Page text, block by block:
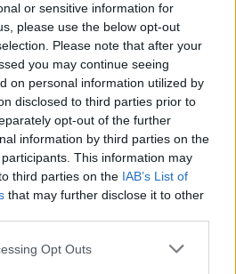
or sensitive information for
please use the below opt-out
Please note that after your
you may continue seeing
on personal information utilized by
disclosed to third parties prior to
opt-out of the further
information by third parties on the
participants. This information may
third parties on the IAB’s List of
that may further disclose it to other
app uses one or more Google
Opt Outs
για τους κωδικούς σου;
κλέψουν